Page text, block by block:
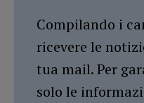
Compilando i
ricevere le
tua mail. Per
solo le